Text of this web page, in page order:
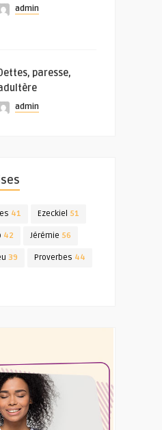
admin
paresse,
admin
41 Ezeckiel 51
42 Jérémie 56
39 Proverbes 44